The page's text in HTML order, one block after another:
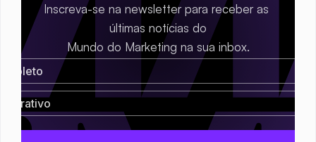
Inscreva-se na newsletter para receber as
últimas notícias do
Mundo do Marketing na sua inbox.